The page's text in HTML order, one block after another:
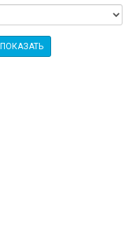
ПОКАЗАТЬ